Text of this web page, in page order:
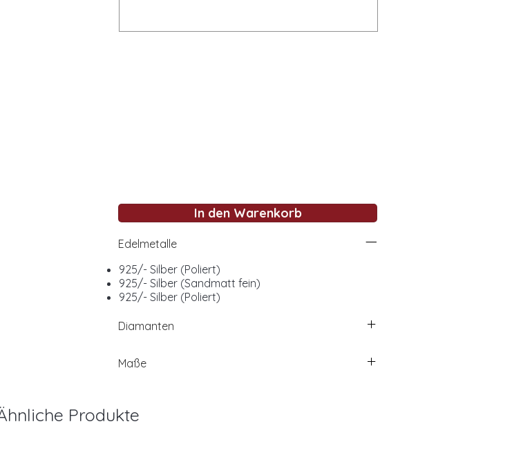
In den Warenkorb
Edelmetalle
925/- Silber (Poliert)
925/- Silber (Sandmatt fein)
925/- Silber (Poliert)
Diamanten
Maße
Produkte